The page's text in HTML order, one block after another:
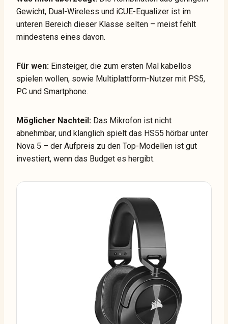
Gewicht, Dual-Wireless und iCUE-Equalizer ist im
unteren Bereich dieser Klasse selten – meist fehlt
mindestens eines davon.
Für wen: Einsteiger, die zum ersten Mal kabellos
spielen wollen, sowie Multiplattform-Nutzer mit PS5,
PC und Smartphone.
Möglicher Nachteil: Das Mikrofon ist nicht
abnehmbar, und klanglich spielt das HS55 hörbar unter
Nova 5 – der Aufpreis zu den Top-Modellen ist gut
investiert, wenn das Budget es hergibt.